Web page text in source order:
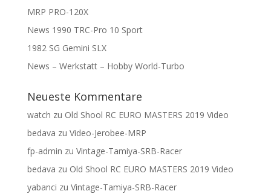
MRP PRO-120X
News 1990 TRC-Pro 10 Sport
1982 SG Gemini SLX
News – Werkstatt – Hobby World-Turbo
Neueste Kommentare
watch zu Old Shool RC EURO MASTERS 2019 Video
bedava zu Video-Jerobee-MRP
fp-admin zu Vintage-Tamiya-SRB-Racer
bedava zu Old Shool RC EURO MASTERS 2019 Video
yabanci zu Vintage-Tamiya-SRB-Racer